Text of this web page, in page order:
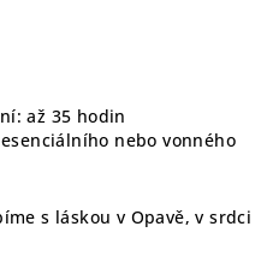
až 35 hodin
nebo vonného
s láskou v Opavě, v srdci